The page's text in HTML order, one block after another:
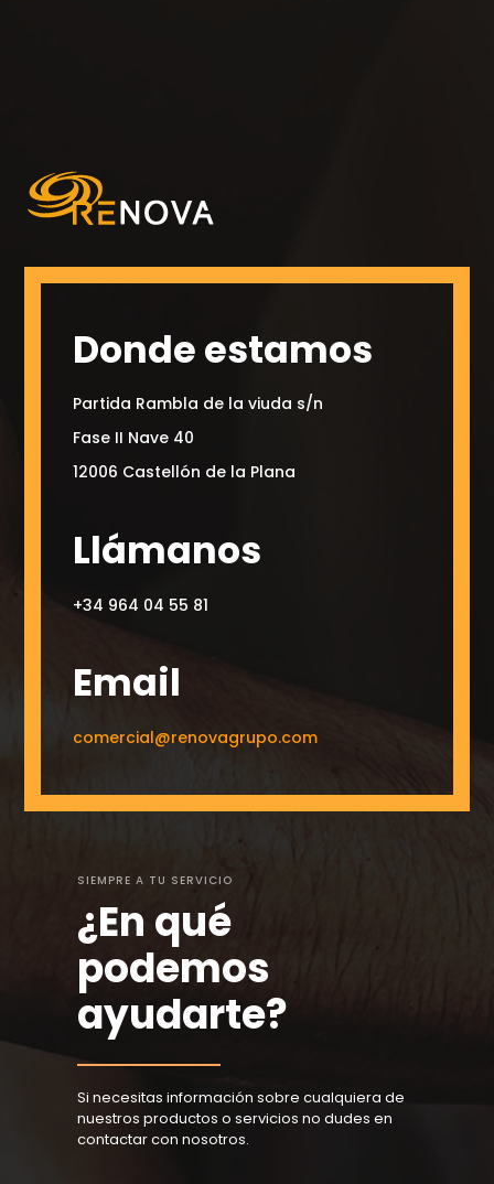
SIEMPRE A TU SERVICIO
¿En qué
podemos
ayudarte?
Si necesitas información sobre cualquiera de
nuestros productos o servicios no dudes en
contactar con nosotros.
Donde estamos
Partida Rambla de la viuda s/n
Fase II Nave 40
12006 Castellón de la Plana
Llámanos
+34 964 04 55 81
Email
comercial@renovagrupo.com